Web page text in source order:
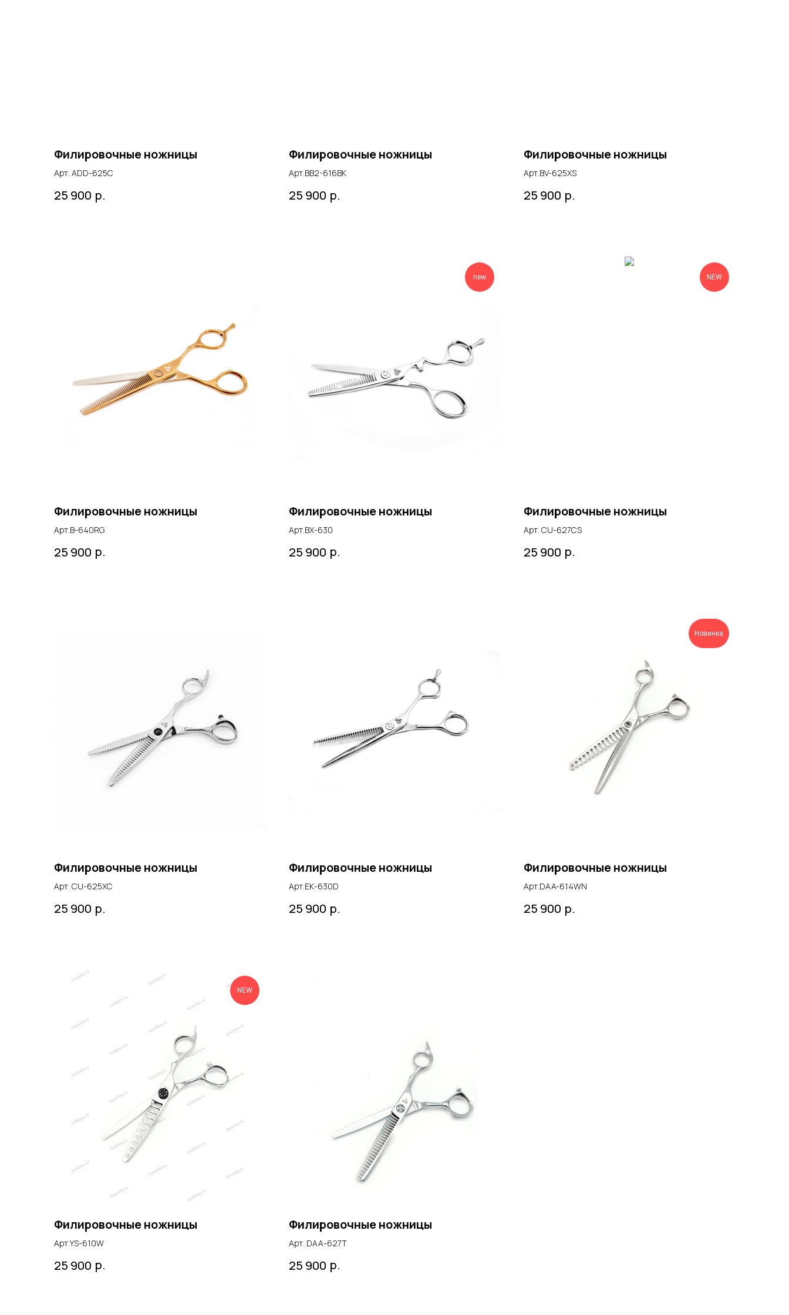
Филировочные ножницы
Арт. ADD-625C
25 900 р.
Филировочные ножницы
Арт.BB2-616BK
25 900 р.
Филировочные ножницы
Арт.BV-625XS
25 900 р.
Филировочные ножницы
Арт.B-640RG
25 900 р.
new
Филировочные ножницы
Арт.BX-630
25 900 р.
NEW
Филировочные ножницы
Арт. CU-627CS
25 900 р.
Филировочные ножницы
Арт. CU-625XC
25 900 р.
Филировочные ножницы
Арт.ЕК-630D
25 900 р.
Новинка
Филировочные ножницы
Арт.DAA-614WN
25 900 р.
NEW
Филировочные ножницы
Арт.YS-610W
25 900 р.
Филировочные ножницы
Арт. DАА-627Т
25 900 р.